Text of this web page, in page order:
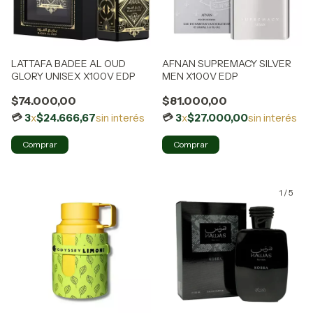
LATTAFA BADEE AL OUD
GLORY UNISEX X100V EDP
$74.000,00
3x$24.666,67sin interés
AFNAN SUPREMACY SILVER
MEN X100V EDP
$81.000,00
3x$27.000,00sin interés
1 /5